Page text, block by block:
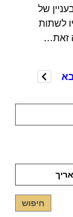
של
לשתות
זאת…